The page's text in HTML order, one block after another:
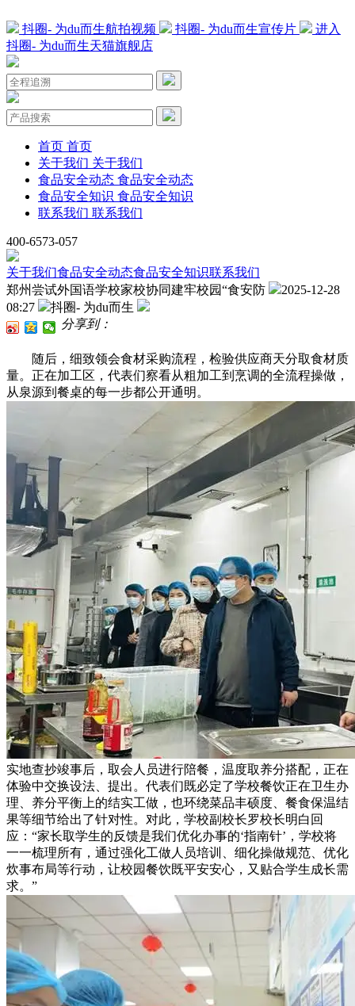
抖圈- 为du而生航拍视频 抖圈- 为du而生宣传片
进入
抖圈- 为du而生天猫旗舰店
首页 首页
关于我们 关于我们
食品安全动态 食品安全动态
食品安全知识 食品安全知识
联系我们 联系我们
400-6573-057
关于我们食品安全动态食品安全知识联系我们
郑州尝试外国语学校家校协同建牢校园“食安防
2025-12-28
08:27
抖圈- 为du而生
分享到：
随后，细致领会食材采购流程，检验供应商天分取食材质
量。正在加工区，代表们察看从粗加工到烹调的全流程操做，
从泉源到餐桌的每一步都公开通明。
实地查抄竣事后，取会人员进行陪餐，温度取养分搭配，正在
体验中交换设法、提出。代表们既必定了学校餐饮正在卫生办
理、养分平衡上的结实工做，也环绕菜品丰硕度、餐食保温结
果等细节给出了针对性。对此，学校副校长罗校长明白回
应：“家长取学生的反馈是我们优化办事的‘指南针’，学校将
一一梳理所有，通过强化工做人员培训、细化操做规范、优化
炊事布局等行动，让校园餐饮既平安安心，又贴合学生成长需
求。”